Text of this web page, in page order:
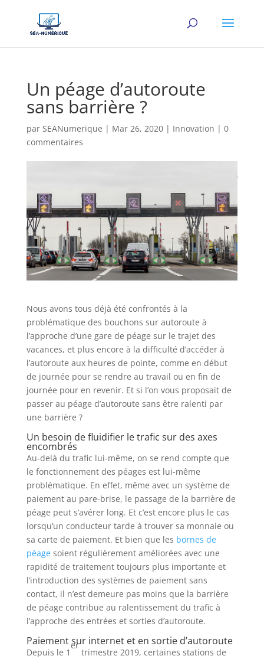
Un péage d’autoroute
sans barrière ?
par SEANumerique | Mar 26, 2020| Innovation | 0
commentaires
Nous avons tous déjà été confrontés à la
problématique des bouchons sur autoroute à
l’approche d’une gare de péage sur le trajet des
vacances, et plus encore à la difficulté d’accéder à
l’autoroute aux heures de pointe, comme en début
de journée pour se rendre au travail ou en fin de
journée pour en revenir. Et si l’on vous proposait de
passer au péage d’autoroute sans être ralenti par
une barrière ?
Un besoin de fluidifier le trafic sur des axes
encombrés
Au-delà du trafic lui-même, on se rend compte que
le fonctionnement des péages est lui-même
problématique. En effet, même avec un système de
paiement au pare-brise, le passage de la barrière de
péage peut s’avérer long. Et c’est encore plus le cas
lorsqu’un conducteur tarde à trouver sa monnaie ou
sa carte de paiement. Et bien que les bornes de
péagesoient régulièrement améliorées avec une
rapidité de traitement toujours plus importante et
l’introduction des systèmes de paiement sans
contact, il n’est demeure pas moins que la barrière
de péage contribue au ralentissement du trafic à
l’approche des entrées et sorties d’autoroute.
Paiement sur internet et en sortie d’autoroute
Depuis le 1
er
trimestre 2019, certaines stations de